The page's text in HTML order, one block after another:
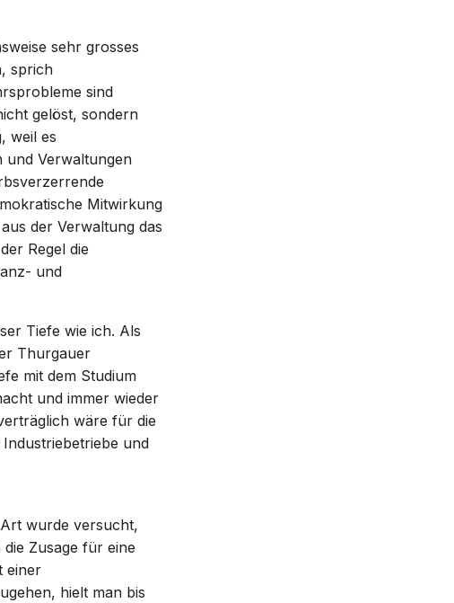
sehr grosses
sprich
sind
gelöst, sondern
weil es
und Verwaltungen
Mitwirkung
der Verwaltung das
Regel die
und
Tiefe wie ich. Als
Thurgauer
mit dem Studium
und immer wieder
wäre für die
und
wurde versucht,
Zusage für eine
einer
hielt man bis